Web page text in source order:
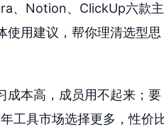
、Notion、ClickUp六款主
使用建议，帮你理清选型思
成本高，成员用不起来；要
工具市场选择更多，性价